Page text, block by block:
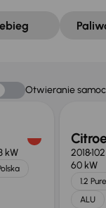
Otwieranie
kW 2018
60 kW
1.2
ALU